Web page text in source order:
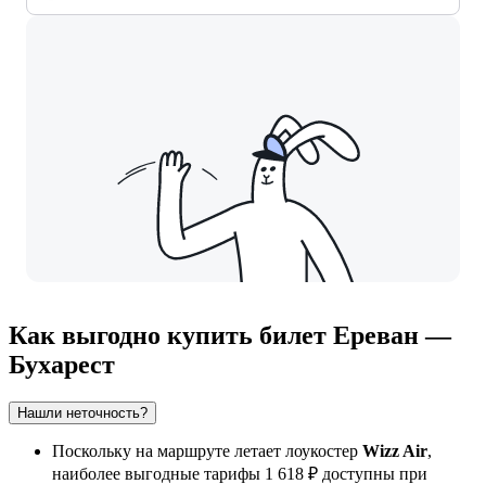
Как выгодно купить билет Ереван —
Бухарест
Нашли неточность?
Поскольку на маршруте летает лоукостер Wizz Air,
наиболее выгодные тарифы 1 618 ₽ доступны при